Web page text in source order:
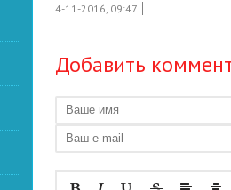
4-11-2016, 09:47
Добавить